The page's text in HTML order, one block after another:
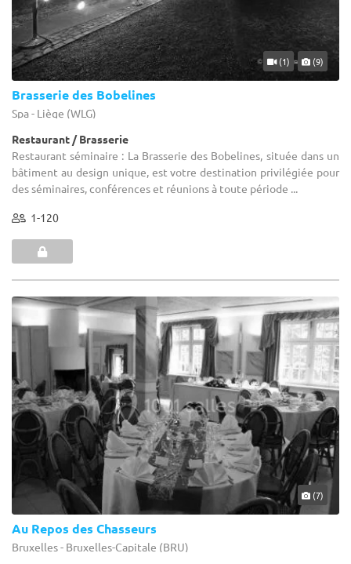
(1) (9)
Brasserie des Bobelines
Spa - Liège (WLG)
Restaurant / Brasserie
Restaurant séminaire : La Brasserie des Bobelines, située dans un
bâtiment au design unique, est votre destination privilégiée pour
des séminaires, conférences et réunions à toute période ...
1-120
(7)
Au Repos des Chasseurs
Bruxelles - Bruxelles-Capitale (BRU)